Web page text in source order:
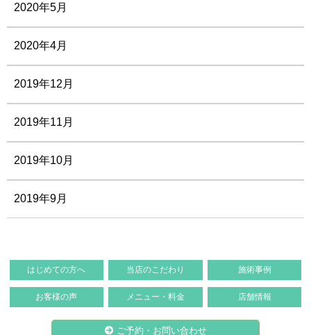
2020年5月
2020年4月
2019年12月
2019年11月
2019年10月
2019年9月
はじめての方へ 当店のこだわり 施術事例
お客様の声 メニュー・料金 店舗情報
ご予約・お問い合わせ